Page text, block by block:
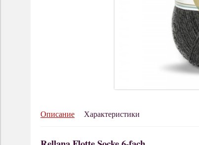
Описание Характеристики